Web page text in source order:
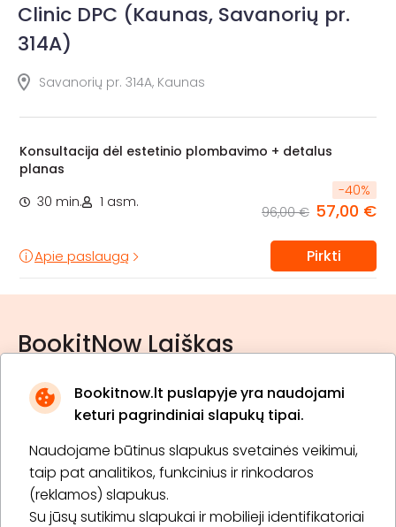
Bookitnow.lt puslapyje yra naudojami
keturi pagrindiniai slapukų tipai.
Naudojame būtinus slapukus svetainės veikimui,
taip pat analitikos, funkcinius ir rinkodaros
(reklamos) slapukus.
Su jūsų sutikimu slapukai ir mobilieji identifikatoriai
Clinic DPC (Kaunas, Savanorių pr.
314A)
Savanorių pr. 314A, Kaunas
Konsultacija dėl estetinio plombavimo + detalus
planas
30 min.
1 asm.
-40%
96,00 € 57,00 €
Apie paslaugą Pirkti
BookitNow Laiškas
* Susipažinau su privatumo politika
Prenumeruoti